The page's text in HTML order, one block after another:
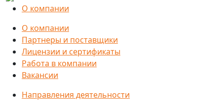
О компании
О компании
Партнеры и поставщики
Лицензии и сертификаты
Работа в компании
Вакансии
Направления деятельности